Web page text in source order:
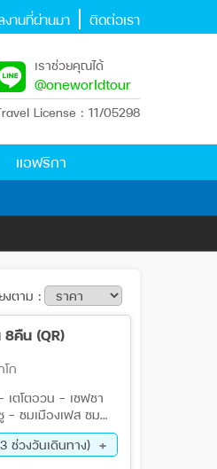
งานที่ผ่านมา ติดต่อเรา
เราช่วยคุณได้
@oneworldtour
License : 11/05298
แอฟริกา
งตาม :
คืน (QR)
ก
ตโตอวน - เชฟชา
- ชมเมืองเฟส ชม
เนีย - อิเฟรน - เอ
ลทราย - ทินเฮียร์
ราเกซ -
ช่วงวันเดินทาง)